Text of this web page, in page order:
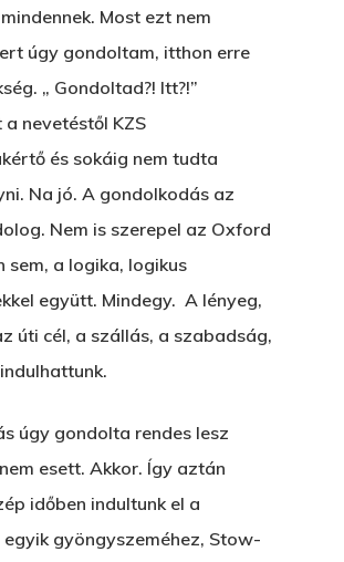
Most ezt nem
úgy gondoltam, itthon erre
„ Gondoltad?! Itt?!”
nevetéstől KZS
és sokáig nem tudta
Na jó. A gondolkodás az
Nem is szerepel az Oxford
sem, a logika, logikus
együtt. Mindegy. A lényeg,
úti cél, a szállás, a szabadság,
úgy gondolta rendes lesz
esett. Akkor. Így aztán
időben indultunk el a
gyöngyszeméhez, Stow-